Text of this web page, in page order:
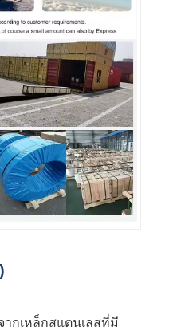
ากเหล็กสแตนเลสที่มี